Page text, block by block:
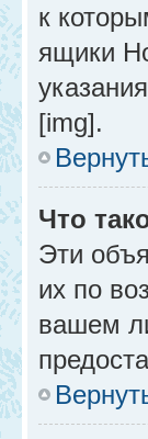
к
ящики
[img].
Что
Эти
их по
вашем